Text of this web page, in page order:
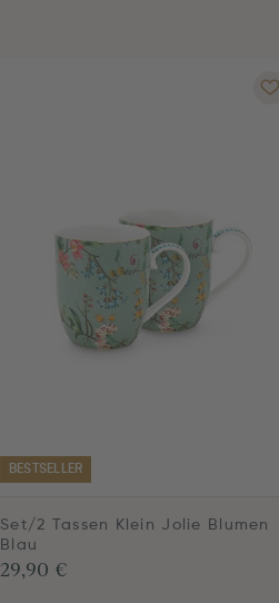
BESTSELLER
Set/2 Tassen Klein Jolie Blumen
Blau
29,90 €